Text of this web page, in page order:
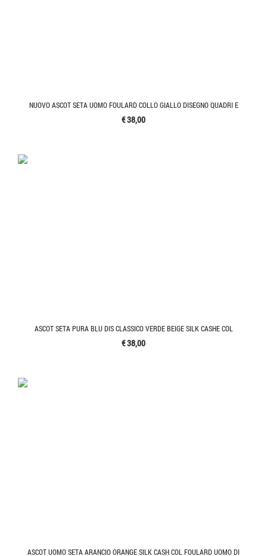
NUOVO ASCOT SETA UOMO FOULARD COLLO GIALLO DISEGNO QUADRI E
€ 38,00
ASCOT SETA PURA BLU DIS CLASSICO VERDE BEIGE SILK CASHE COL
€ 38,00
ASCOT UOMO SETA ARANCIO ORANGE SILK CASH COL FOULARD UOMO DI